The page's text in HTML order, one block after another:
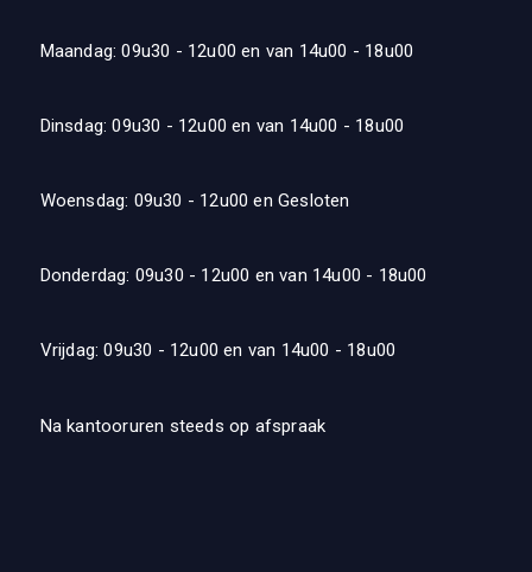
Maandag: 09u30 - 12u00 en van 14u00 - 18u00
Dinsdag: 09u30 - 12u00 en van 14u00 - 18u00
Woensdag: 09u30 - 12u00 en Gesloten
Donderdag: 09u30 - 12u00 en van 14u00 - 18u00
Vrijdag: 09u30 - 12u00 en van 14u00 - 18u00
Na kantooruren steeds op afspraak